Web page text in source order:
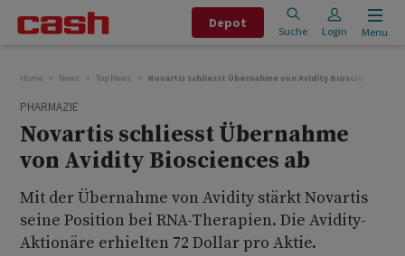
Depot
Suche Login Menu
Home News Top News Novartis schliesst Übernahme von Avidity Biosciences ab
PHARMAZIE
Novartis schliesst Übernahme
von Avidity Biosciences ab
Mit der Übernahme von Avidity stärkt Novartis
seine Position bei RNA-Therapien. Die Avidity-
Aktionäre erhielten 72 Dollar pro Aktie.